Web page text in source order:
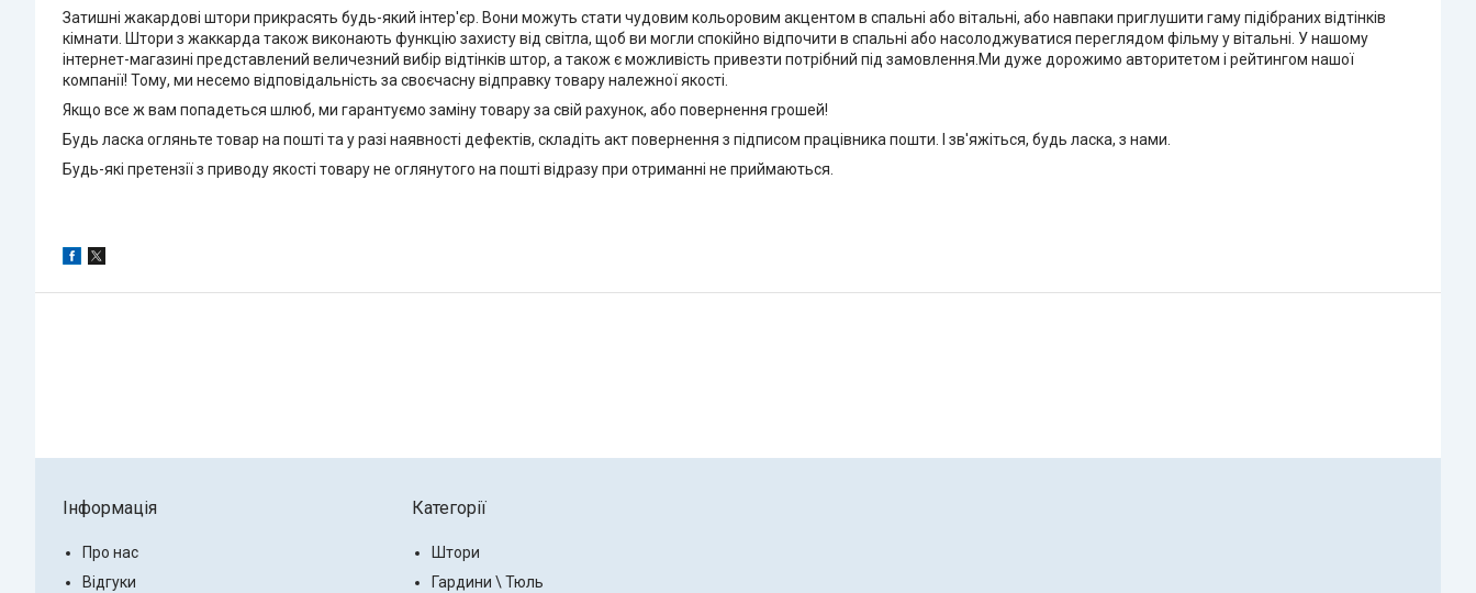
Затишні жакардові штори прикрасять будь-який інтер'єр. Вони можуть стати чудовим кольоровим акцентом в спальні або вітальні, або навпаки приглушити гаму підібраних відтінків
кімнати. Штори з жаккарда також виконають функцію захисту від світла, щоб ви могли спокійно відпочити в спальні або насолоджуватися переглядом фільму у вітальні. У нашому
інтернет-магазині представлений величезний вибір відтінків штор, а також є можливість привезти потрібний під замовлення.Ми дуже дорожимо авторитетом і рейтингом нашої
компанії! Тому, ми несемо відповідальність за своєчасну відправку товару належної якості.
Якщо все ж вам попадеться шлюб, ми гарантуємо заміну товару за свій рахунок, або повернення грошей!
Будь ласка огляньте товар на пошті та у разі наявності дефектів, складіть акт повернення з підписом працівника пошти. І зв'яжіться, будь ласка, з нами.
Будь-які претензії з приводу якості товару не оглянутого на пошті відразу при отриманні не приймаються.
Інформація
Про нас
Відгуки
Категорії
Штори
Гардини \ Тюль